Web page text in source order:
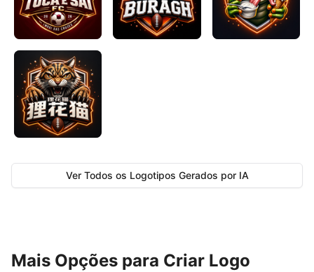
Ver Todos os Logotipos Gerados por IA
Mais Opções para Criar Logo